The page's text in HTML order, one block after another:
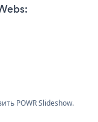
POWR Slideshow.